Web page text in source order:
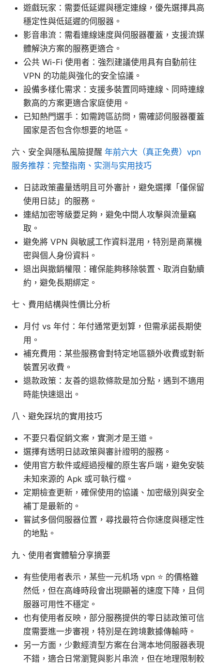
遊戲玩家：需要低延遲與穩定連線，優先選擇具高
穩定性與低延遲的伺服器。
影音串流：需看連線速度與伺服器覆蓋，支援流媒
體解決方案的服務更適合。
公共 Wi-Fi 使用者：強烈建議使用具有自動前往
VPN 的功能與強化的安全協議。
設備多樣化需求：支援多裝置同時連線、同時連線
數高的方案更適合家庭使用。
已知熱門選手：如需跨區訪問，需確認伺服器覆蓋
國家是否包含你想要的地區。
六、安全與隱私風險提醒 年前六大（真正免费）vpn
服务推荐：完整指南、实测与实用技巧
日誌政策盡量透明且可外審計，避免選擇「僅保留
使用日誌」的服務。
連結加密等級要足夠，避免中間人攻擊與流量竊
取。
避免將 VPN 與敏感工作資料混用，特別是商業機
密與個人身份資料。
退出與撤銷權限：確保能夠移除裝置、取消自動續
約，避免長期綁定。
七、費用結構與性價比分析
月付 vs 年付：年付通常更划算，但需承諾長期使
用。
補充費用：某些服務會對特定地區額外收費或對新
裝置另收費。
退款政策：友善的退款條款是加分點，遇到不適用
時能快速退出。
八、避免踩坑的實用技巧
不要只看促銷文案，實測才是王道。
選擇有透明日誌政策與審計證明的服務。
使用官方軟件或經過授權的原生客戶端，避免安裝
未知來源的 Apk 或可執行檔。
定期檢查更新，確保使用的協議、加密級別與安全
補丁是最新的。
嘗試多個伺服器位置，尋找最符合你速度與穩定性
的地點。
九、使用者實體驗分享摘要
有些使用者表示，某些一元机场 vpn ⭐ 的價格雖
然低，但在高峰時段會出現顯著的速度下降，且伺
服器可用性不穩定。
也有使用者反映，部分服務提供的零日誌政策可信
度需要進一步審視，特別是在跨境數據傳輸時。
另一方面，少數經濟型方案在台灣本地伺服器表現
不錯，適合日常瀏覽與影片串流，但在地理限制較